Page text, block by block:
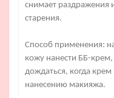
снимает раздражения
старения.
Способ применения:
кожу нанести ББ-
дождаться, когда крем
нанесению макияжа.